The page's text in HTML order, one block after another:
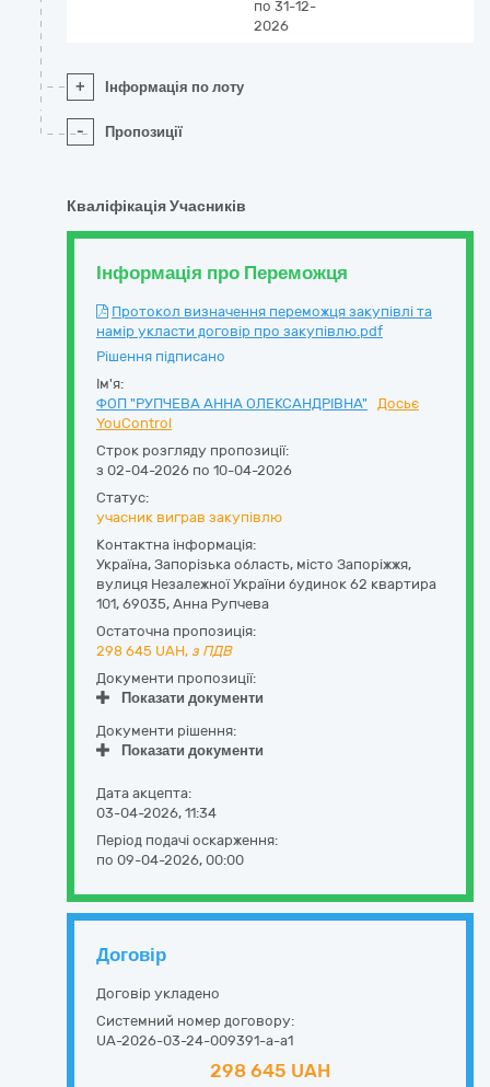
по 31-12-
2026
+ Інформація по лоту
- Пропозиції
Кваліфікація Учасників
Інформація про Переможця
Протокол визначення переможця закупівлі та
намір укласти договір про закупівлю.pdf
Рішення підписано
Ім'я:
ФОП "РУПЧЕВА АННА ОЛЕКСАНДРІВНА"
Досьє
YouControl
Строк розгляду пропозиції:
з 02-04-2026 по 10-04-2026
Статус:
учасник виграв закупівлю
Контактна інформація:
Україна, Запорізька область, місто Запоріжжя,
вулиця Незалежної України будинок 62 квартира
101, 69035, Анна Рупчева
Остаточна пропозиція:
298 645 UAH, з ПДВ
Документи пропозиції:
Показати документи
Документи рішення:
Показати документи
Дата акцепта:
03-04-2026, 11:34
Період подачі оскарження:
по 09-04-2026, 00:00
Договір
Договір укладено
Системний номер договору:
UA-2026-03-24-009391-a-a1
298 645 UAH